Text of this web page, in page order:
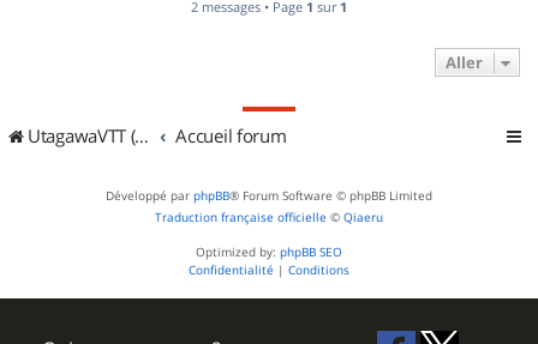
2 messages • Page 1 sur 1
Aller
UtagawaVTT (Randos VTT et VTTAE avec traces GPS) Accueil forum
Développé par phpBB® Forum Software © phpBB Limited
Traduction française officielle © Qiaeru
Optimized by: phpBB SEO
Confidentialité | Conditions